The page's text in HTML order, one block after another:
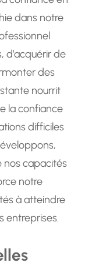
dans notre
d’acquérir de
des
nourrit
la confiance
difficiles
nos capacités
notre
à atteindre
entreprises.